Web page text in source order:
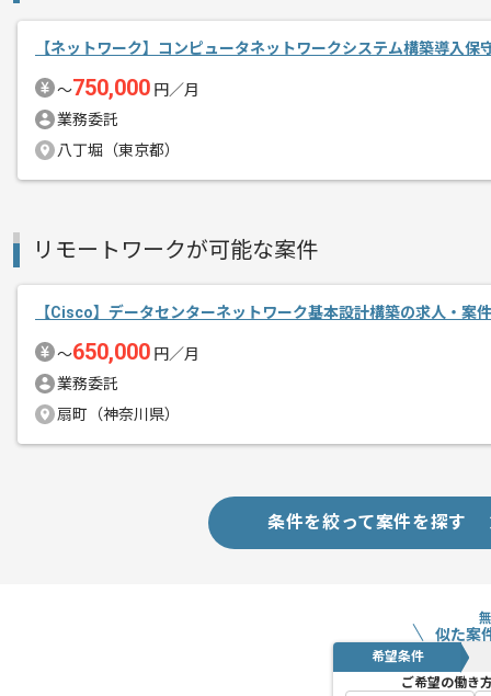
【ネットワーク】コンピュータネットワークシステム構築導入保
〜750,000 円／月
業務委託
八丁堀（東京都）
リモートワークが可能な案件
【Cisco】データセンターネットワーク基本設計構築の求人・案件
〜650,000 円／月
業務委託
扇町（神奈川県）
条件を絞って案件を探す
似た案
希望条件
ご希望の働き